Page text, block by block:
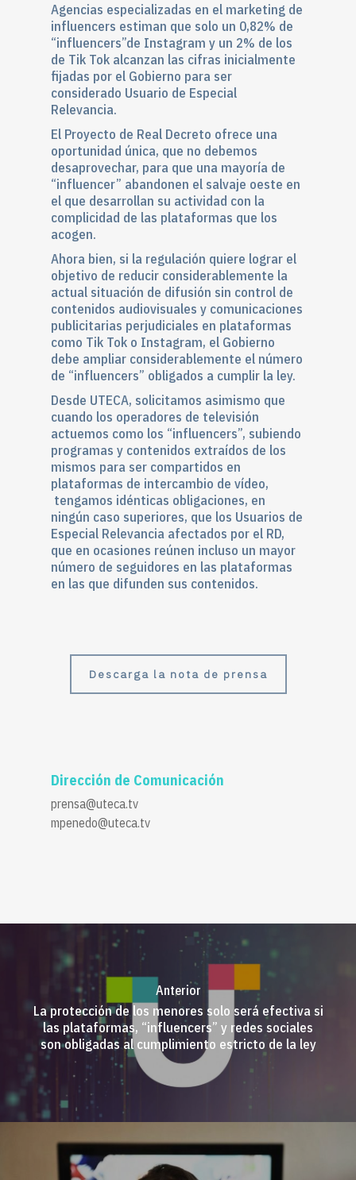
Agencias especializadas en el marketing de
influencers estiman que solo un 0,82% de
“influencers”de Instagram y un 2% de los
de Tik Tok alcanzan las cifras inicialmente
fijadas por el Gobierno para ser
considerado Usuario de Especial
Relevancia.
El Proyecto de Real Decreto ofrece una
oportunidad única, que no debemos
desaprovechar, para que una mayoría de
“influencer” abandonen el salvaje oeste en
el que desarrollan su actividad con la
complicidad de las plataformas que los
acogen.
Ahora bien, si la regulación quiere lograr el
objetivo de reducir considerablemente la
actual situación de difusión sin control de
contenidos audiovisuales y comunicaciones
publicitarias perjudiciales en plataformas
como Tik Tok o Instagram, el Gobierno
debe ampliar considerablemente el número
de “influencers” obligados a cumplir la ley.
Desde UTECA, solicitamos asimismo que
cuando los operadores de televisión
actuemos como los “influencers”, subiendo
programas y contenidos extraídos de los
mismos para ser compartidos en
plataformas de intercambio de vídeo,
tengamos idénticas obligaciones, en
ningún caso superiores, que los Usuarios de
Especial Relevancia afectados por el RD,
que en ocasiones reúnen incluso un mayor
número de seguidores en las plataformas
en las que difunden sus contenidos.
Descarga la nota de prensa
Dirección de Comunicación
prensa@uteca.tv
mpenedo@uteca.tv
Anterior
La protección de los menores solo será efectiva si
las plataformas, “influencers” y redes sociales
son obligadas al cumplimiento estricto de la ley